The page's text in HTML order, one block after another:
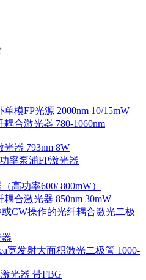
模FP光源 2000nm 10/15mW
合激光器 780-1060nm
器 793nm 8W
率泵浦FP激光器
高功率600/ 800mW）
合激光器 850nm 30mW
或CW操作的光纤耦合激光二极
宽发射大面积激光二极管 1000-
光器 带FBG